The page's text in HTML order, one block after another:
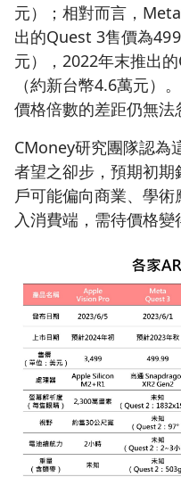
元）；相對而言，
出的Quest 3售價為
元），2022年末推出
（約新台幣4.6萬元）
價格倍數的差距仍無法
CMoney研究團隊認為
者望之卻步，預期初
戶可能偏向商業、學
入消費端，需待價格變